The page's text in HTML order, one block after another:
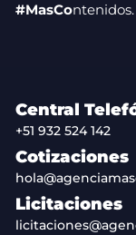
#MasContenidos.
Central
+51 932 524 142
Cotizaciones
Licitaciones